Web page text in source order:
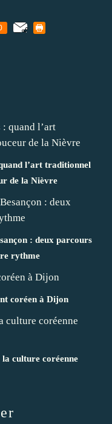
l’art traditionnel
de la Nièvre
: deux parcours
rythme
coréen à Dijon
culture coréenne